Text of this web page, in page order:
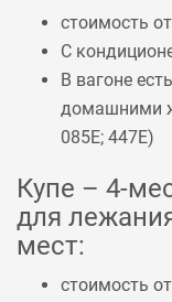
стоимость
С
В вагоне
домашними
085Е; 447Е)
Купе – 4-
для
мест:
стоимость